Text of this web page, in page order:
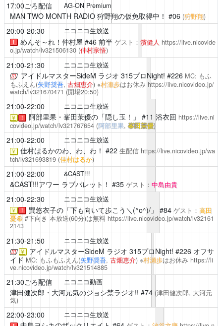
17:00ごろ配信 AG-ON Premium
MAN TWO MONTH RADIO 狩野翔の仮免取得中！ #06 (狩野翔)
20:00-20:30 ニコニコ生放送
！ めんそ～れ！仲村屋 #46 前半 ゲスト： 濱健人 https://live.nicovide
o.jp/watch/lv321506130 (仲村宗悟)
21:00-21:30 ニコニコ生放送
アイドルマスターSideM ラジオ 315プロNight! #226 MC: もふ
もふえん(矢野奨吾, 古畑恵介) ※村瀬歩はお休み https://live.nicovideo.jp/
watch/lv321670471 (開場20:50)
21:00-22:00 ニコニコ生放送
￥ ！ 阿部里果・峯田茉優の「隠し玉！」 #11 浴衣回 https://live.ni
covideo.jp/watch/lv321767654 (阿部里果,峯田茉優)
21:00-22:00 ニコニコ生放送
￥ 佳村はるかのわ、わ、わ！ #22 生配信 https://live.nicovideo.jp/wa
tch/lv321693819 (佳村はるか)
21:00-22:00 &CAST!!!
&CAST!!!アワー ラブパレット！ #35 ゲスト： 中島由貴
21:00-22:30 ニコニコ生放送
￥ ！ 巽悠衣子の「下も向いて歩こう＼(^o^)/」 #84 ゲスト： 高田
憂希#下向き 本放送(60分)は無料 https://live.nicovideo.jp/watch/lv32161
2143
21:30-21:50 ニコニコ生放送
￥ アイドルマスターSideM ラジオ 315プロNight! #226 オフサ
イド MC: もふもふえん(矢野奨吾, 古畑恵介) ※村瀬歩はお休み https://li
ve.nicovideo.jp/watch/lv321514885
21:30ごろ配信 ニコニコ動画
津田健次郎・大河元気のジョシ禁ラジオ!! #74 (津田健次郎, 大河元
気)
22:00-23:00 ニコニコ生放送